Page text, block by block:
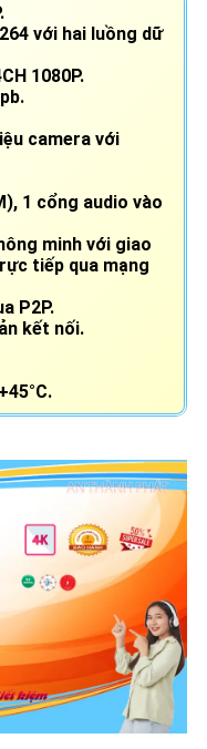
với hai luồng dữ
1080P.
camera với
1 cổng audio vào
minh với giao
tiếp qua mạng
P2P.
kết nối.